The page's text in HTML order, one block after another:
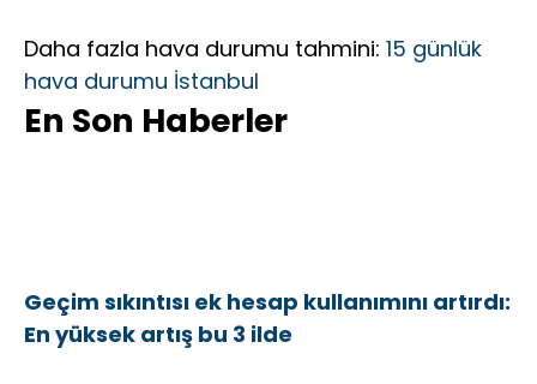
Daha fazla hava durumu tahmini: 15 günlük
hava durumu İstanbul
En Son Haberler
Geçim sıkıntısı ek hesap kullanımını artırdı:
En yüksek artış bu 3 ilde